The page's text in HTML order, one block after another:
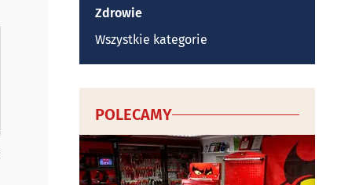
Zdrowie
Wszystkie kategorie
POLECAMY